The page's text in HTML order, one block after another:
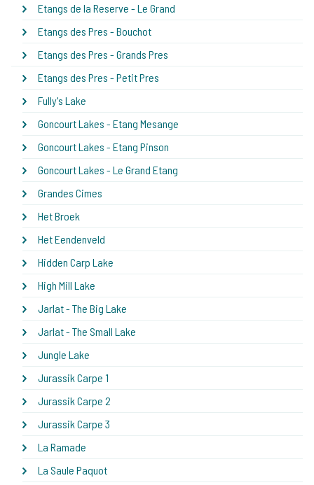
Etangs de la Reserve - Le Grand
Etangs des Pres - Bouchot
Etangs des Pres - Grands Pres
Etangs des Pres - Petit Pres
Fully's Lake
Goncourt Lakes - Etang Mesange
Goncourt Lakes - Etang Pinson
Goncourt Lakes - Le Grand Etang
Grandes Cimes
Het Broek
Het Eendenveld
Hidden Carp Lake
High Mill Lake
Jarlat - The Big Lake
Jarlat - The Small Lake
Jungle Lake
Jurassik Carpe 1
Jurassik Carpe 2
Jurassik Carpe 3
La Ramade
La Saule Paquot